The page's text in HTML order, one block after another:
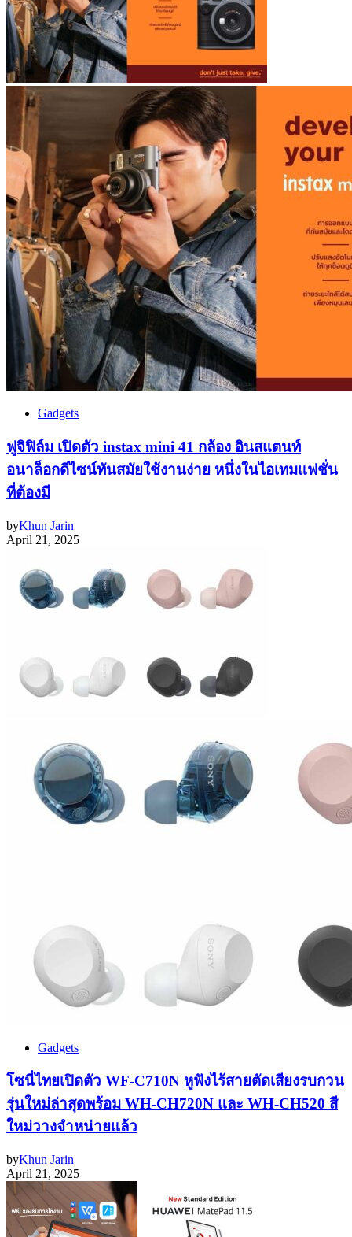
Gadgets
ฟูจิฟิล์ม เปิดตัว instax mini 41 กล้อง อินสแตนท์
อนาล็อกดีไซน์ทันสมัยใช้งานง่าย หนึ่งในไอเทมแฟชั่น
ที่ต้องมี
byKhun Jarin
April 21, 2025
Gadgets
โซนี่ไทยเปิดตัว WF-C710N หูฟังไร้สายตัดเสียงรบกวน
รุ่นใหม่ล่าสุดพร้อม WH-CH720N และ WH-CH520 สี
ใหม่วางจำหน่ายแล้ว
byKhun Jarin
April 21, 2025